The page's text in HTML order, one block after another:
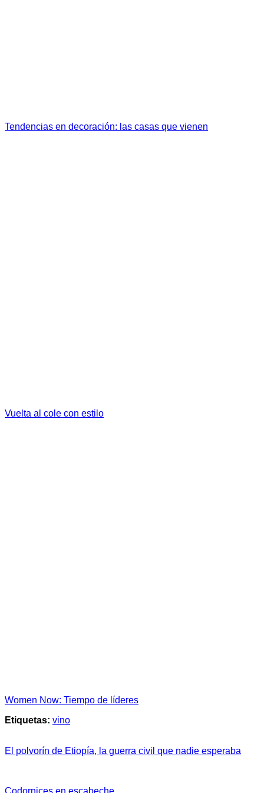
Tendencias en decoración: las casas que vienen
Vuelta al cole con estilo
Women Now: Tiempo de líderes
Etiquetas: vino
El polvorín de Etiopía, la guerra civil que nadie esperaba
Codornices en escabeche